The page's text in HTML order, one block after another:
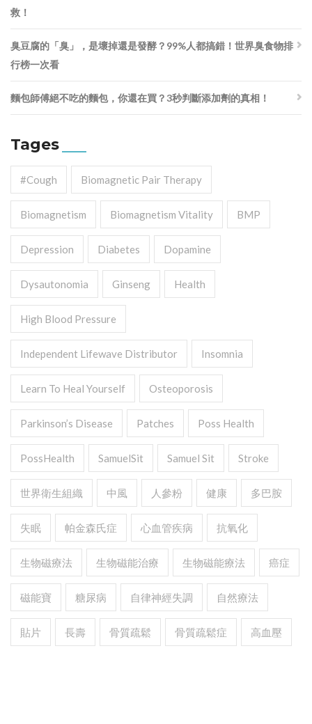
救！
臭豆腐的「臭」，是壞掉還是發酵？99%人都搞錯！世界臭食物排
行榜一次看
麵包師傅絕不吃的麵包，你還在買？3秒判斷添加劑的真相！
Tages
#cough Biomagnetic Pair Therapy
Biomagnetism Biomagnetism Vitality BMP
Depression Diabetes Dopamine
Dysautonomia Ginseng Health
High Blood Pressure
Independent Lifewave Distributor Insomnia
Learn To Heal Yourself Osteoporosis
Parkinson’s Disease Patches Poss Health
PossHealth SamuelSit Samuel Sit Stroke
世界衛生組織 中風 人參粉 健康 多巴胺
失眠 帕金森氏症 心血管疾病 抗氧化
生物磁療法 生物磁能治療 生物磁能療法 癌症
磁能寶 糖尿病 自律神經失調 自然療法
貼片 長壽 骨質疏鬆 骨質疏鬆症 高血壓